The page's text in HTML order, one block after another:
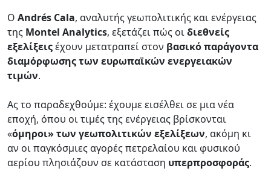
Ο Andrés Cala, αναλυτής γεωπολιτικής και ενέργειας
της Montel Analytics, εξετάζει πώς οιδιεθνείς
εξελίξειςέχουν μετατραπεί στον βασικό παράγοντα
διαμόρφωσης των ευρωπαϊκών ενεργειακών
τιμών.
Ας το παραδεχθούμε: έχουμε εισέλθει σε μια νέα
εποχή, όπου οι τιμές της ενέργειας βρίσκονται
«όμηροι» των γεωπολιτικών εξελίξεων, ακόμη κι
αν οι παγκόσμιες αγορές πετρελαίου και φυσικού
αερίου πλησιάζουν σε κατάσταση υπερπροσφοράς.